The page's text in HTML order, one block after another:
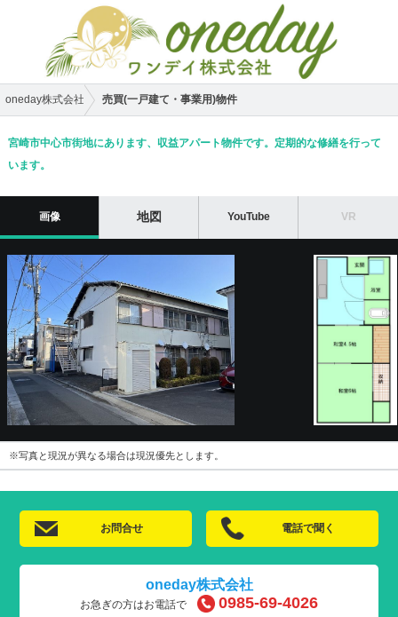
oneday株式会社 売買(一戸建て・事業用)物件
宮崎市中心市街地にあります、収益アパート物件です。定期的な修繕を行って
います。
画像 地図 YouTube VR
※写真と現況が異なる場合は現況優先とします。
お問合せ 電話で聞く
oneday株式会社
お急ぎの方はお電話で 0985-69-4026